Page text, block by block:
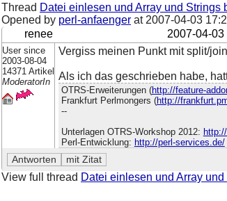
Thread Datei einlesen und Array und
Opened by perl-anfaenger at 2007-04-03
renee
2007-04-03
User since
2003-08-04
14371 Artikel
ModeratorIn
Vergiss meinen Punkt mit split/
Als ich das geschrieben habe,
OTRS-Erweiterungen (http://feature-
Frankfurt Perlmongers (http://
--
Unterlagen OTRS-Workshop 2012:
Perl-Entwicklung: http://perl-services.de/
View full thread Datei einlesen und Array